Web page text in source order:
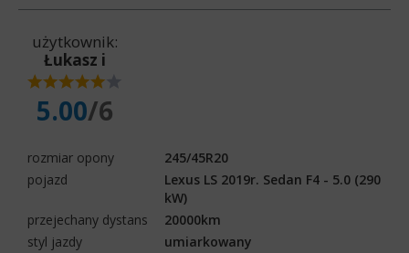
użytkownik:
Łukasz i
5.00/6
rozmiar opony
245/45R20
pojazd
Lexus LS 2019r. Sedan F4 - 5.0 (290
kW)
przejechany dystans
20000km
styl jazdy
umiarkowany